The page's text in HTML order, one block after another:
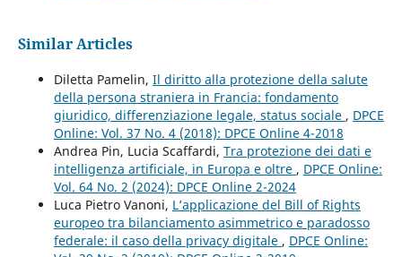
Similar Articles
Diletta Pamelin, Il diritto alla protezione della salute
della persona straniera in Francia: fondamento
giuridico, differenziazione legale, status sociale , DPCE
Online: Vol. 37 No. 4 (2018): DPCE Online 4-2018
Andrea Pin, Lucia Scaffardi, Tra protezione dei dati e
intelligenza artificiale, in Europa e oltre , DPCE Online:
Vol. 64 No. 2 (2024): DPCE Online 2-2024
Luca Pietro Vanoni, L’applicazione del Bill of Rights
europeo tra bilanciamento asimmetrico e paradosso
federale: il caso della privacy digitale , DPCE Online: